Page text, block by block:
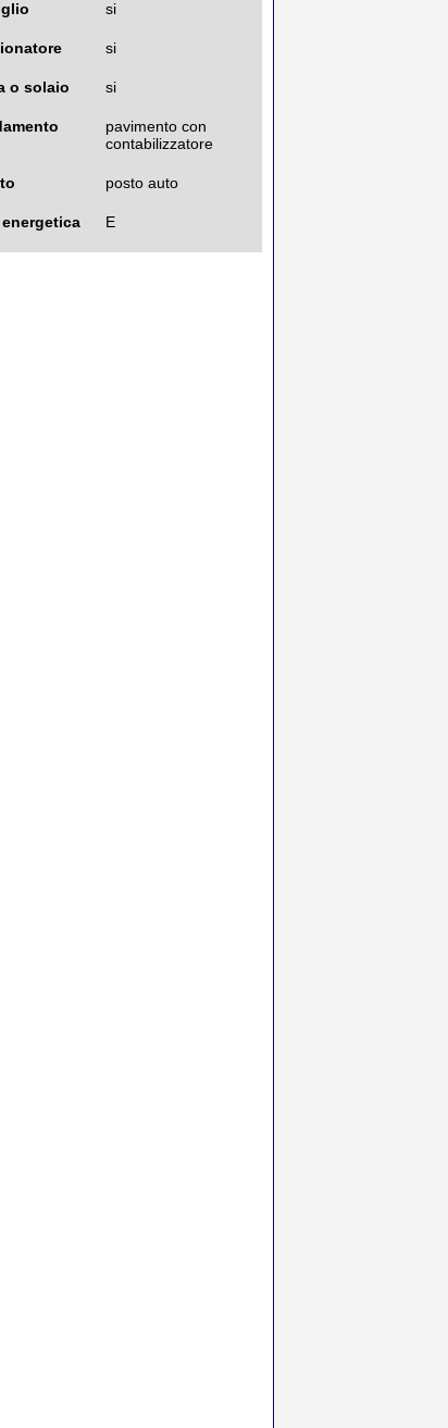
si
si
o solaio si
pavimento con
contabilizzatore
posto auto
E